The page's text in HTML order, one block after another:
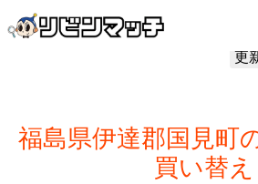
更
福島県伊達郡国見町
買い替え